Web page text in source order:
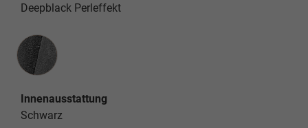
Deepblack Perleffekt
Innenausstattung
Innenausstattung
Schwarz